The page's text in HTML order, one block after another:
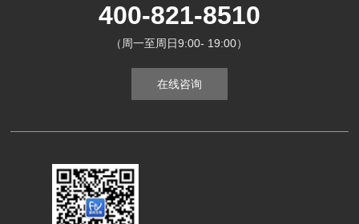
400-821-8510
（周一至周日9:00- 19:00）
在线咨询